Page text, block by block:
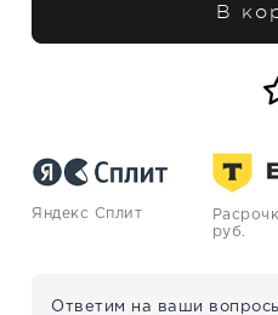
В
Яндекс Сплит
руб.
Ответим на ваши